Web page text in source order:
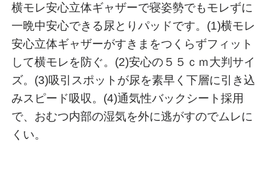
横モレ安心立体ギャザーで寝姿勢でもモレずに
一晩中安心できる尿とりパッドです。(1)横モレ
安心立体ギャザーがすきまをつくらずフィット
して横モレを防ぐ。(2)安心の５５ｃｍ大判サイ
ズ。(3)吸引スポットが尿を素早く下層に引き込
みスピード吸収。(4)通気性バックシート採用
で、おむつ内部の湿気を外に逃がすのでムレに
くい。